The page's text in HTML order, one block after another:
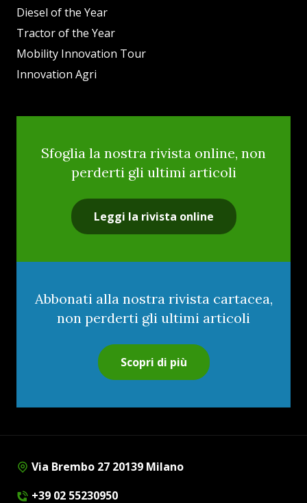
Diesel of the Year
Tractor of the Year
Mobility Innovation Tour
Innovation Agri
Sfoglia la nostra rivista online, non
perderti gli ultimi articoli
Leggi la rivista online
Abbonati alla nostra rivista cartacea,
non perderti gli ultimi articoli
Scopri di più
Via Brembo 27 20139 Milano
+39 02 55230950